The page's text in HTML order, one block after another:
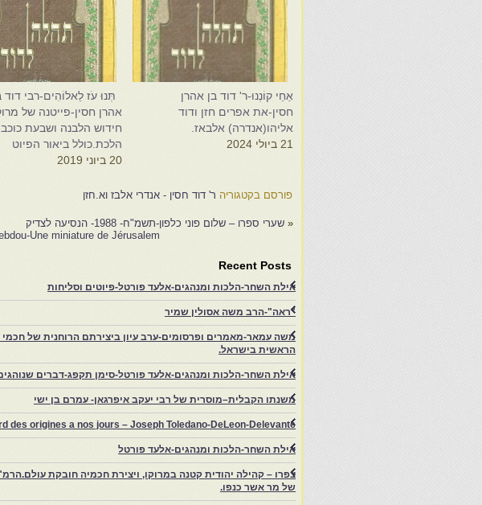
אַחַי קוֹנְנוּ-ר' דוד בן אהרן
חסין-את אפרים חזן ודוד
אליהו(אנדרה) אלבאז.
21 ביולי 2024
תְּנוּ עֹז לֵאלוֹהִים-רבי דוד
אהרן חסין-פייטנה של
חידוש הלבנה ושבעת
הלכת.כולל ביאור הפיוט
20 ביוני 2019
פורסם בקטגוריה ר' דוד חסין - אנדרי אלבז וא.חזן
« שערי ספרו – שלום פוני כלפון-תשמ"ח- 1988- הנסיעה לצדיק
Une miniature de Jérusalem.
Recent Posts
אילת השחר-הלכות ומנהגים-אלעד פורטל-פיוטים וסליחות
"ראה"-הרב משה אסולין שמיר
משה עמאר-מאמרים ופרסומים-ערב עיון ביצירתם הרוחנית של
הראשית בישראל.
אילת השחר-הלכות ומנהגים-אלעד פורטל-סימן תקפג-דברים
משנתו הקבלית–מוסרית של רבי יעקב איפרגאן- עמרם בן ישי
des origines a nos jours – Joseph Toledano-DeLeon-Delevante.
אילת השחר-הלכות ומנהגים-אלעד פורטל
של מר אשר כנפו.